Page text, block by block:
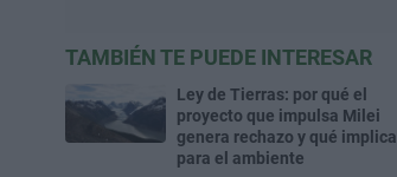
TAMBIÉN TE PUEDE INTERESAR
Ley de Tierras: por qué el
proyecto que impulsa Milei
genera rechazo y qué implica
para el ambiente